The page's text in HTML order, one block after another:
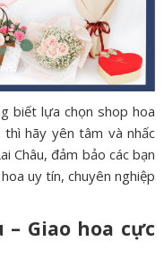
biết lựa chọn shop hoa
hãy yên tâm và nhấc
Châu, đảm bảo các bạn
uy tín, chuyên nghiệp
Giao hoa cực